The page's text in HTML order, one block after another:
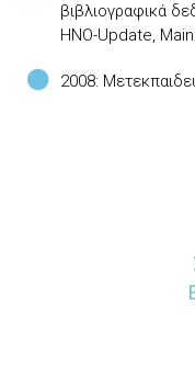
βιβλιογραφικά
HNO-Update,
2008: